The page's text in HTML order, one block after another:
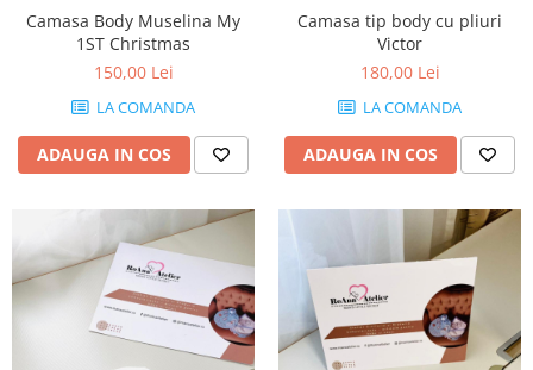
Camasa Body Muselina My
1ST Christmas
150,00 Lei
LA COMANDA
ADAUGA IN COS
Camasa tip body cu pliuri
Victor
180,00 Lei
LA COMANDA
ADAUGA IN COS